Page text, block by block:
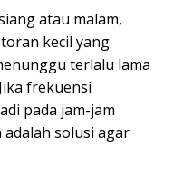
atau malam,
kecil yang
terlalu lama
frekuensi
pada jam-jam
solusi agar